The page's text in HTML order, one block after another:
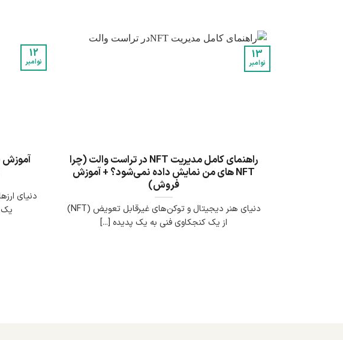
راهنمای کامل مدیریت NFT در تراست والت (چرا
NFT های من نمایش داده نمی‌شود؟ + آموزش
فروش)
دنیای هنر دیجیتال و توکن‌های غیرقابل تعویض (NFT)
از یک کنجکاوی فنی به یک پدیده [...]
13
نوامبر
آموزش
دنیای
یک
12
نوامبر